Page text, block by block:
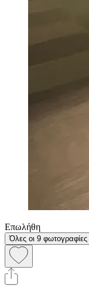
Επωλήθη
Όλες οι 9 φωτογραφίες